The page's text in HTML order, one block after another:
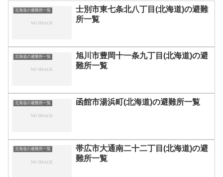
北海道の避難所一覧
士別市東七条北八丁目(北海道)の避難
所一覧
北海道の避難所一覧
旭川市豊岡十一条九丁目(北海道)の避
難所一覧
北海道の避難所一覧 函館市湯浜町(北海道)の避難所一覧
北海道の避難所一覧
帯広市大通南二十二丁目(北海道)の避
難所一覧